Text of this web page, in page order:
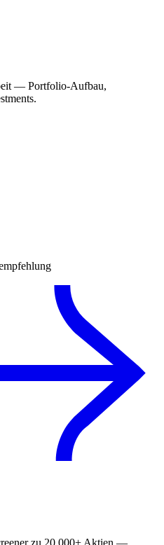
— Portfolio-Aufbau,